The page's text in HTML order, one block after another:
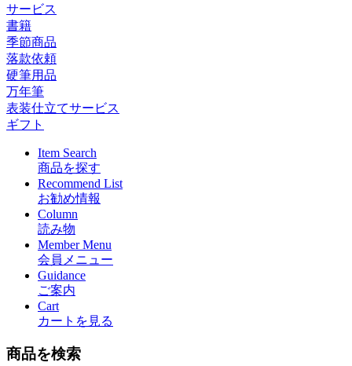
サービス
書籍
季節商品
落款依頼
硬筆用品
万年筆
表装仕立てサービス
ギフト
Item Search
商品を探す
Recommend List
お勧め情報
Column
読み物
Member Menu
会員メニュー
Guidance
ご案内
Cart
カートを見る
商品を検索